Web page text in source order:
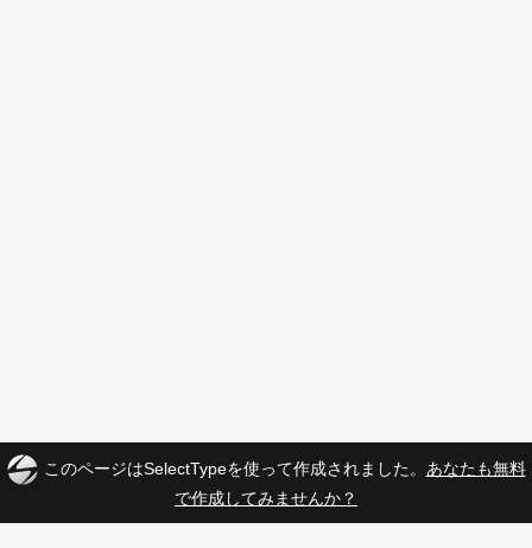
このページはSelectTypeを使って作成されました。 あなたも無料
で作成してみませんか？